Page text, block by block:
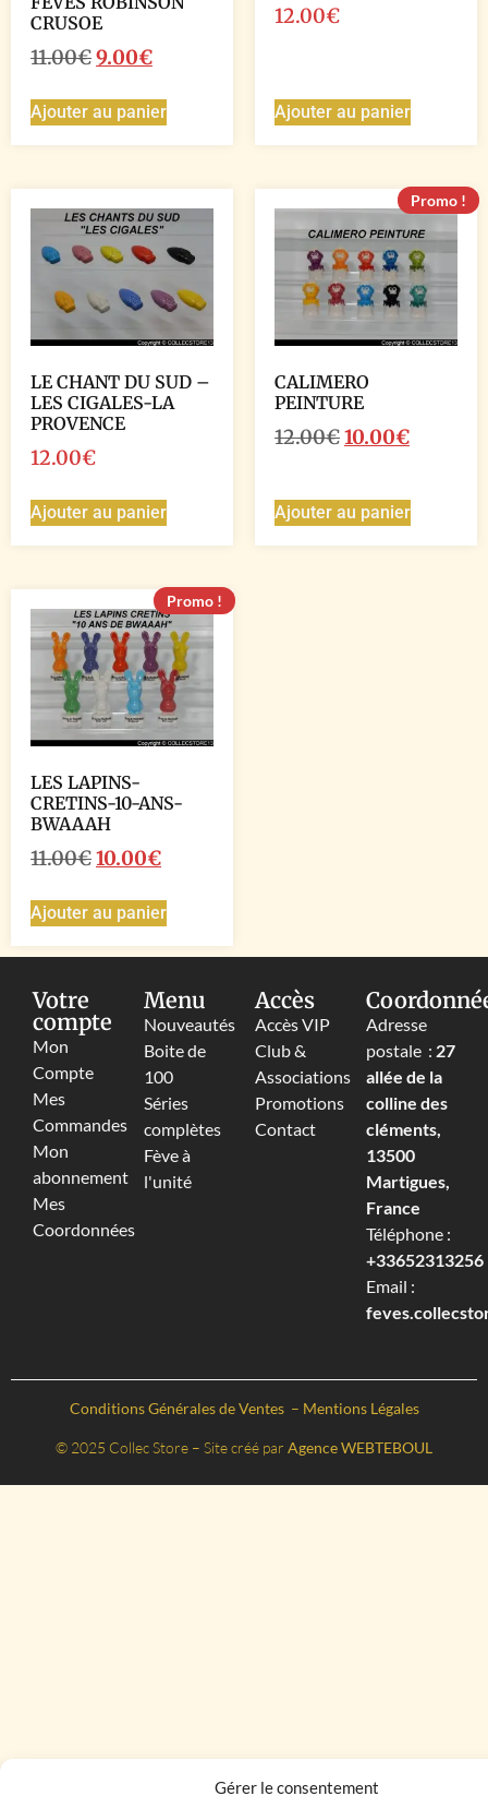
Gérer le consentement
CRUSOE
11.00€9.00€
Ajouter au panier
12.00€
Ajouter au panier
LE CHANT DU SUD –
LES CIGALES-LA
PROVENCE
12.00€
Ajouter au panier
Promo !
CALIMERO
PEINTURE
12.00€10.00€
Ajouter au panier
Promo !
LES LAPINS-
CRETINS-10-ANS-
BWAAAH
11.00€10.00€
Ajouter au panier
Votre
compte
Mon
Compte
Mes
Commandes
Mon
abonnement
Mes
Coordonnées
Menu
Nouveautés
Boite de
100
Séries
complètes
Fève à
l'unité
Accès
Accès VIP
Club &
Associations
Promotions
Contact
Adresse
postale : 27
allée de la
colline des
cléments,
13500
Martigues,
France
Téléphone :
+33652313256‬
Email :
Conditions Générales de Ventes – Mentions Légales
© 2025 Collec Store – Site créé par Agence WEBTEBOUL